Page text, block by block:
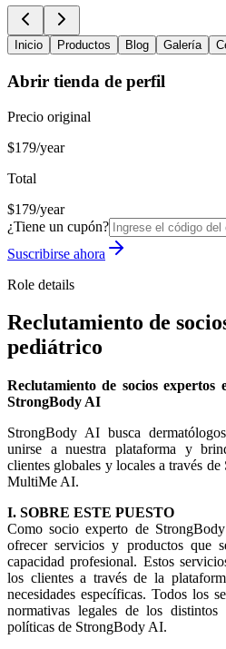
Inicio Productos Blog Galería
Abrir tienda de perfil
Precio original
$179/year
Total
$179/year
¿Tiene un cupón?
Suscribirse ahora
Role details
Reclutamiento de
pediátrico
Reclutamiento de socios
StrongBody AI
StrongBody AI busca
unirse a nuestra plataforma y
clientes globales y locales a través
MultiMe AI.
I. SOBRE ESTE PUESTO
Como socio experto de
ofrecer servicios y productos que
capacidad profesional. Estos
los clientes a través de la
necesidades específicas. Todos los
normativas legales de los
políticas de StrongBody AI.